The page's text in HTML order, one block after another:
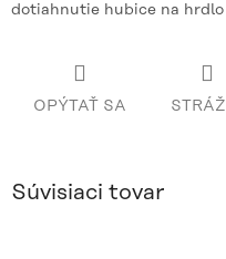
dotiahnutie hubice na
OPÝTAŤ SA
Súvisiaci tovar